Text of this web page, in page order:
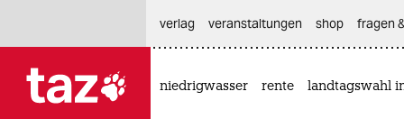
verlag
veranstaltungen shop fragen
niedrigwasser rente landtagswahl